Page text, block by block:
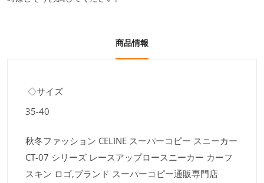
商品情報
◇サイズ
35-40
秋冬ファッション CELINE スーパーコピー スニーカー
CT-07 シリーズ レースアップロースニーカー カーフ
スキン ロゴ,ブランド スーパーコピー通販専門店